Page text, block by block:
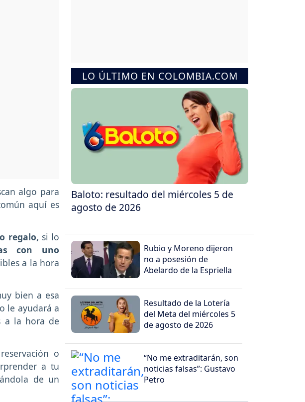
algo para
aquí es
regalo, si lo
con uno
a la hora
bien a esa
le ayudará a
a la hora de
o
a tu
de un
LO ÚLTIMO EN COLOMBIA.COM
Baloto: resultado del miércoles 5 de
agosto de 2026
Rubio y Moreno dijeron
no a posesión de
Abelardo de la Espriella
Resultado de la Lotería
del Meta del miércoles 5
de agosto de 2026
“No me extraditarán, son
noticias falsas”: Gustavo
Petro